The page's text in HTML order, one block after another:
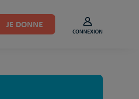
JE DONNE
CONNEXION